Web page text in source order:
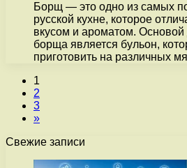
Борщ — это одно из самых
русской кухне, которое
вкусом и ароматом. Основой
борща является бульон,
приготовить на различных
1
2
3
»
Свежие записи